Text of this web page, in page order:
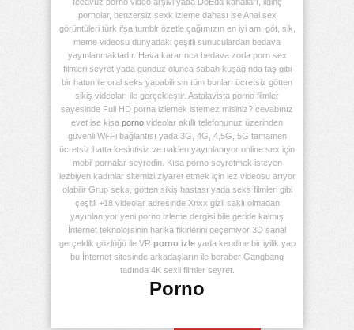
pornolar, benzersiz sexk izleme dahası ise Anal sex
görüntüleri türk ifşa tumblr özetle çağımızın en iyi am, göt, sik,
meme videosu dünyadaki çeşitli sunuculardan bedava
yayınlanmaktadır. Hava kararınca bedava zorla porn sex
filmleri seyret yada gündüz olunca sabah kuşağında taş gibi
bir hatun ile oral seks yapabilirsin tüm bunları ücretsiz götten
sikiş videoları ile gerçekleştir. Astalavista porno filmler
sayesinde Full HD porna izlemek istemez misiniz? cevabınız
evet ise kisa porno videolar akıllı telefonunuz üzerinden
güvenli Wi-Fi bağlantısı yada 3G, 4G, 4,5G, 5G tamamen
ücretsiz hatta kesintisiz ve naklen yayınlanıyor online sex için
mobil pornalar seyredin. Kısa porno seyretmek isteyen
lezbiyen kadınlar sitemizi ziyaret etmek için lez videosu arıyor
olabilir Grup seks, götten sikiş hastası yada seks filmleri gibi
çeşitli +18 videolar adresinde Xnxx gizli saklı olmadan
yayınlanıyor yeni porno izleme dergisi bile geride kalmış
İnternet teknolojisinin harika fikirlerini geçemiyor 3D sanal
gerçeklik gözlüğü ile VR porno izleyada kendine bir iyilik yap
bu İnternet sitesinde arkadaşların ile beraber Gangbang
tadında 4K sexli filmler seyret.
Porno